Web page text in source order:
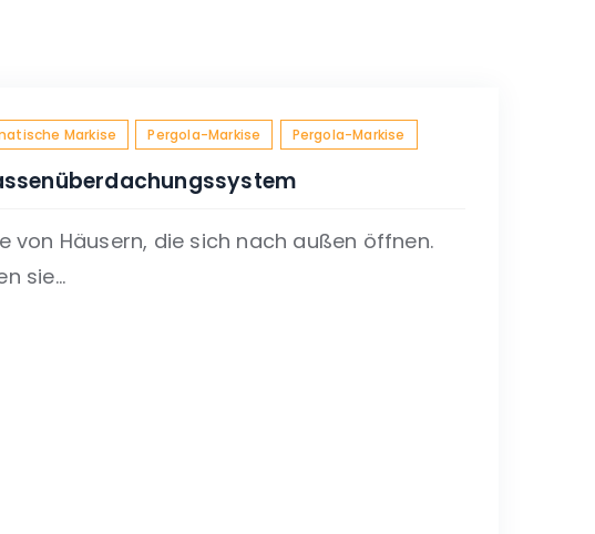
Markise Pergola-Markise Pergola-Markise
von Häusern, die sich nach außen öffnen.
sie...